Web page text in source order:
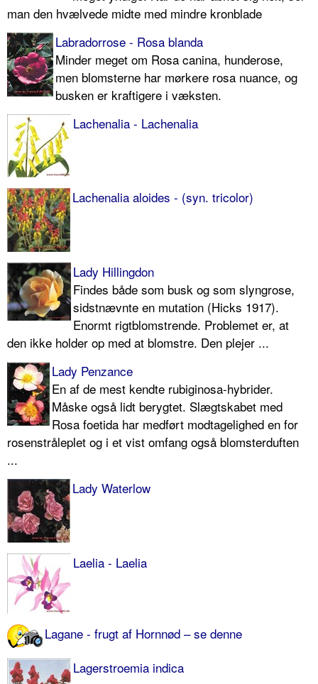
man den hvælvede midte med mindre kronblade
Labradorrose - Rosa blanda
Minder meget om Rosa canina, hunde­rose,
men blomsterne har mørkere rosa nuance, og
busken er kraftigere i væks­ten.
Lachenalia - Lachenalia
Lachenalia aloides - (syn. tricolor)
Lady Hillingdon
Findes både som busk og som slyngro­se,
sidstnævnte en mutation (Hicks 1917).
Enormt rigtblomstrende. Pro­blemet er, at
den ikke holder op med at blomstre. Den plejer ...
Lady Penzance
En af de mest kendte rubiginosa-hybri­der.
Måske også lidt berygtet. Slægt­skabet med
Rosa foetida har medført modtagelighed en for
rosenstråleplet og i et vist omfang også blomsterduften
...
Lady Waterlow
Laelia - Laelia
Lagane - frugt af Hornnød – se denne
Lagerstroemia indica